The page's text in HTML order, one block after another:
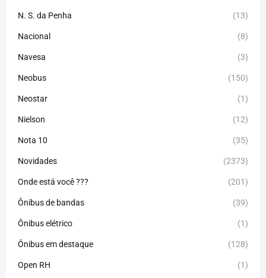
N. S. da Penha (13)
Nacional (8)
Navesa (3)
Neobus (150)
Neostar (1)
Nielson (12)
Nota 10 (35)
Novidades (2373)
Onde está você ??? (201)
Ônibus de bandas (39)
Ônibus elétrico (1)
Ônibus em destaque (128)
Open RH (1)